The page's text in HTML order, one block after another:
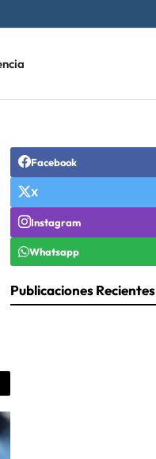
Facebook
X
Instagram
Whatsapp
Publicaciones Recientes